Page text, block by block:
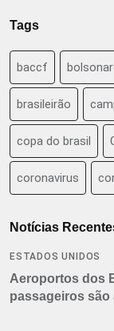
Tags
baccf
brasileirão
copa do brasil
coronavirus
Notícias
ESTADOS UNIDOS
Aeroportos dos
passageiros são